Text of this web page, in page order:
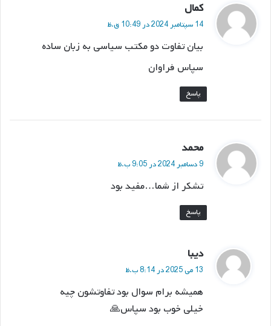
کمال
:
14 سپتامبر 2024 در 10:49 ق.ظ
بیان تفاوت دو مکتب سیاسی به زبان ساده
سپاس فراوان
پاسخ
محمد
ت
9 دسامبر 2024 در 9:05 ب.ظ
تشکر از شما…مفید بود
پاسخ
دیبا
ت
:
13 می 2025 در 8:14 ب.ظ
همیشه برام سوال بود تفاوتشون چیه
خیلی خوب بود سپاس🙏